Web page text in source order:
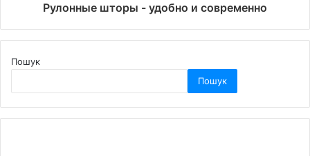
Рулонные шторы - удобно и современно
Пошук
Пошук